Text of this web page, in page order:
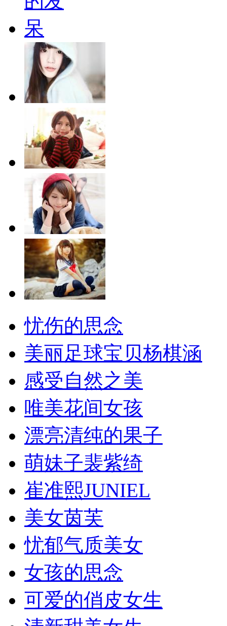
忧伤的思念
美丽足球宝贝杨棋涵
感受自然之美
唯美花间女孩
漂亮清纯的果子
萌妹子裴紫绮
崔准熙JUNIEL
美女茵芙
忧郁气质美女
女孩的思念
可爱的俏皮女生